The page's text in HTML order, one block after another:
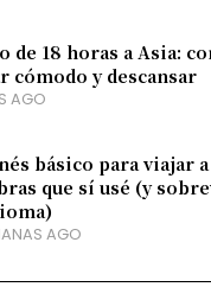
de 18 horas a Asia:
cómodo y descansar
AGO
básico para viajar
que sí usé (y
AGO